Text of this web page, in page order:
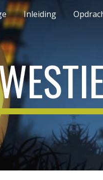
main content
Inleiding